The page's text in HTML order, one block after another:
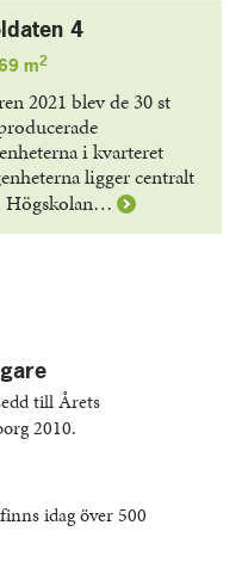
4
m2
2021 blev de 30 st
i kvarteret
ligger centralt
Högskolan… Läs
till Årets
2010.
idag över 500